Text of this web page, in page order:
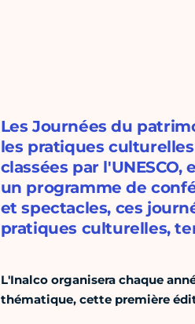
Les Journées du
les pratiques
classées par
un programme de
et spectacles, ces
pratiques culturelles,
L'Inalco organisera chaque
thématique, cette première